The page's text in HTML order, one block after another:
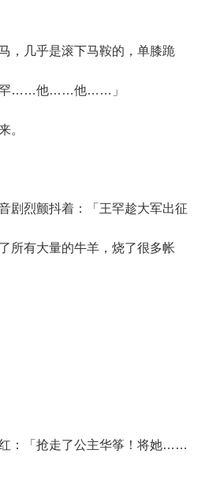
几乎是滚下马鞍的，单膝跪
罕……他……他……」
。
烈颤抖着：「王罕趁大军出征
有大量的牛羊，烧了很多帐
「抢走了公主华筝！将她……